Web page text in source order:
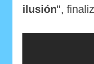
ilusión",